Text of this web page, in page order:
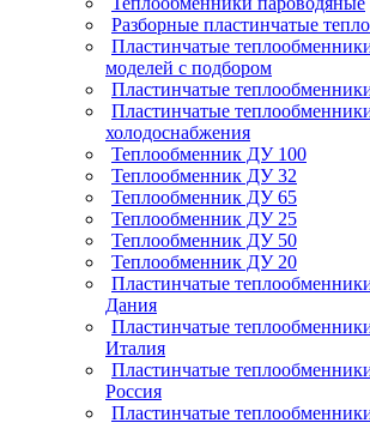
Разборные пластинчатые
Пластинчатые
моделей с подбором
Пластинчатые
Пластинчатые
холодоснабжения
Теплообменник ДУ 100
Теплообменник ДУ 32
Теплообменник ДУ 65
Теплообменник ДУ 25
Теплообменник ДУ 50
Теплообменник ДУ 20
Пластинчатые
Дания
Пластинчатые
Италия
Пластинчатые
Россия
Пластинчатые